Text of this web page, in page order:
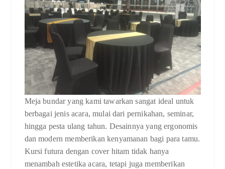
Meja bundar yang kami tawarkan sangat ideal untuk
berbagai jenis acara, mulai dari pernikahan, seminar,
hingga pesta ulang tahun. Desainnya yang ergonomis
dan modern memberikan kenyamanan bagi para tamu.
Kursi futura dengan cover hitam tidak hanya
menambah estetika acara, tetapi juga memberikan